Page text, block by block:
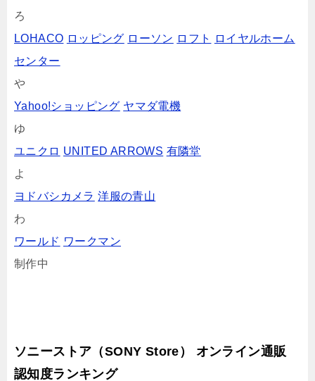
ろ
LOHACO ロッピング ローソン ロフト
ロイヤルホーム
センター
や
Yahoo!ショッピング ヤマダ電機
ゆ
ユニクロ UNITED ARROWS 有隣堂
よ
ヨドバシカメラ 洋服の青山
わ
ワールド ワークマン
制作中
ソニーストア（SONY Store） オンライン通販
認知度ランキング